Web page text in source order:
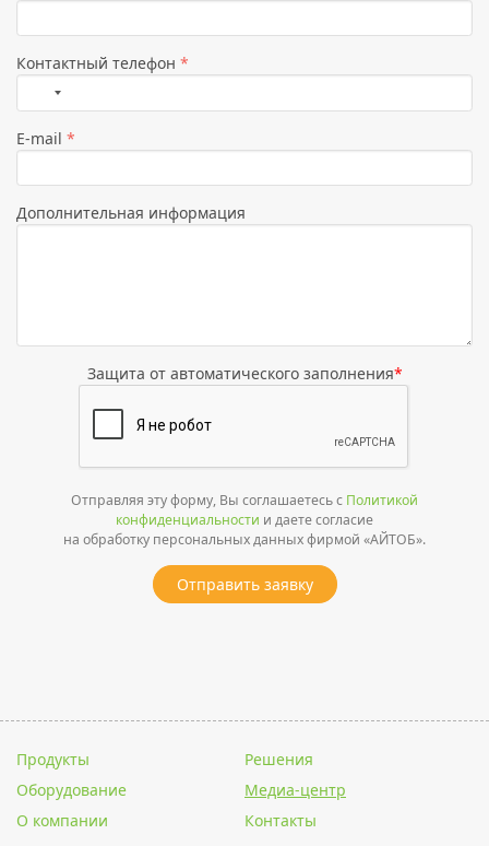
Контактный телефон *
Страна
не
выбрана
E-mail *
Дополнительная информация
Защита от автоматического заполнения*
Отправляя эту форму, Вы соглашаетесь с Политикой
конфиденциальности и даете согласие
на обработку персональных данных фирмой «АЙТОБ».
Отправить заявку
Продукты
Решения
Оборудование
Медиа-центр
О компании
Контакты